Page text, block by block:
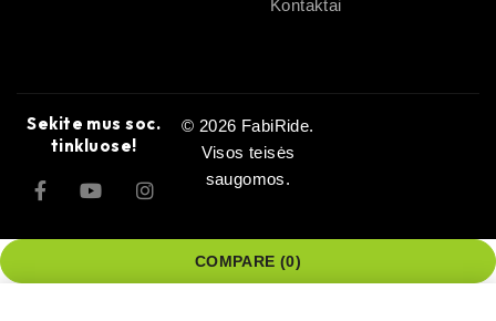
Kontaktai
Sekite mus soc.
tinkluose!
© 2026 FabiRide.
Visos teisės
saugomos.
COMPARE (0)